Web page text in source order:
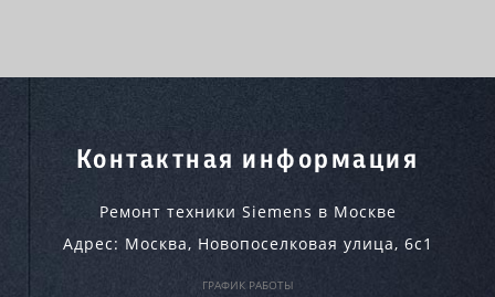
Контактная информация
Ремонт техники Siemens в Москве
Адрес: Москва, Новопоселковая улица, 6с1
ГРАФИК РАБОТЫ